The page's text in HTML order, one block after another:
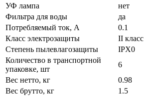
УФ лампа
нет
Фильтра для воды
да
Потребляемый ток, А
0.1
Класс электрозащиты
II класс
Степень пылевлагозащиты
IPX0
Количество в транспортной
упаковке, шт
6
Вес нетто, кг
0.98
Вес брутто, кг
1.5